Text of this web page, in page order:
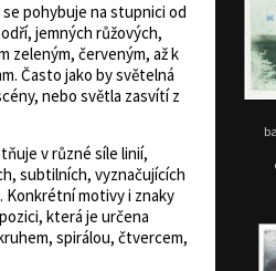
pohybuje na stupnici od
jemných růžových,
zeleným, červeným, až k
Často jako by světelná
nebo světla zasvítí z
v různé síle linií,
subtilních, vyznačujících
motivy i znaky
která je určena
spirálou, čtvercem,